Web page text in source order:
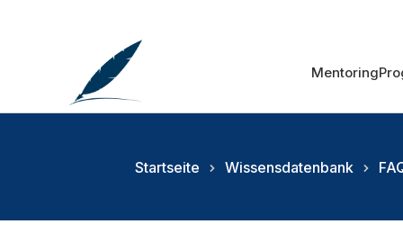
Mentoring
Startseite Wissensdatenbank